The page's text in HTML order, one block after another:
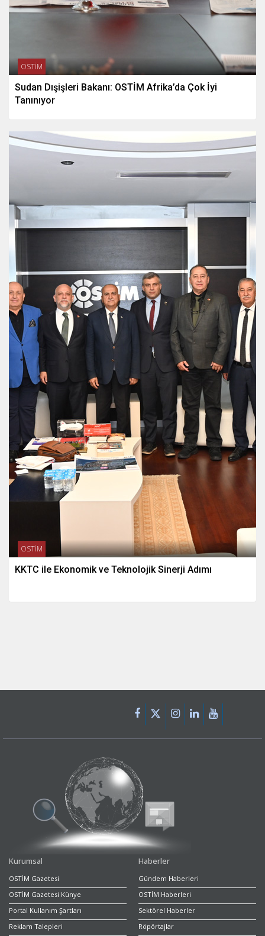
OSTİM
Sudan Dışişleri Bakanı: OSTİM Afrika’da Çok İyi
Tanınıyor
OSTİM
KKTC ile Ekonomik ve Teknolojik Sinerji Adımı
Kurumsal
OSTİM Gazetesi
OSTİM Gazetesi Künye
Portal Kullanım Şartları
Reklam Talepleri
Haberler
Gündem Haberleri
OSTİM Haberleri
Sektörel Haberler
Röpörtajlar